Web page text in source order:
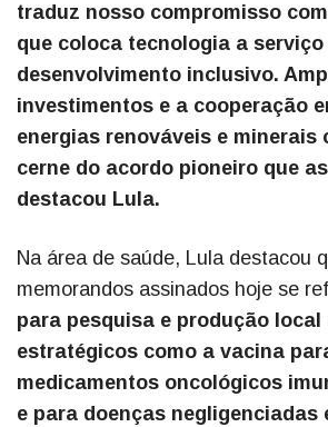
traduz nosso compromisso
que coloca tecnologia a serviço
desenvolvimento inclusivo.
investimentos e a cooperação
energias renováveis e minerais
cerne do acordo pioneiro que
destacou Lula.
Na área de saúde, Lula destacou
memorandos assinados hoje se
para pesquisa e produção local
estratégicos como a vacina
medicamentos oncológicos
e para doenças negligenciadas